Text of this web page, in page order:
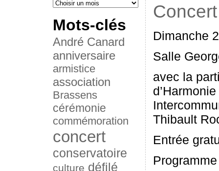
Mots-clés
André Canard
anniversaire
armistice
association
Brassens
cérémonie
commémoration
concert
conservatoire
culture défilé
Dimanche
Salle
avec la
Thibault
Entrée